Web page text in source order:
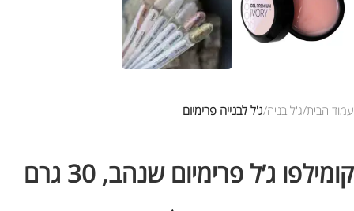
עמוד הבית ג'ל בניה ג'ל לבנייה פרימיום
קומילפו ג’ל פרימיום שנהב, 30 גרם